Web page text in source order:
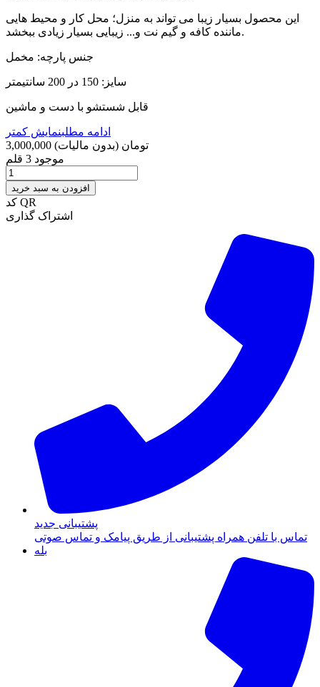
این محصول بسیار زیبا می تواند به منزل؛ محل کار و محیط هایی
ماننده کافه و گیم نت و... زیبایی بسیار زیادی ببخشد.
جنس پارچه: مخمل
سایز: 150 در 200 سانتیمتر
قابل شستشو با دست و ماشین
ادامه مطلبنمایش کمتر
3,000,000 تومان (بدون مالیات)
موجود 3 قلم
افزودن به سبد خرید
کد QR
اشتراک گذاری
پشتیبانی جدید
تماس با تلفن همراه پشتیبانی از طریق پیامک و تماس صوتی
بله